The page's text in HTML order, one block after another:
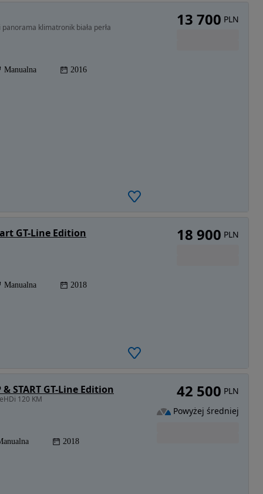
klimatronik biała perła
Manualna 2016
13 700 PLN
GT-Line Edition
Manualna 2018
18 900 PLN
START GT-Line Edition
120 KM
2018
42 500 PLN
Powyżej średniej